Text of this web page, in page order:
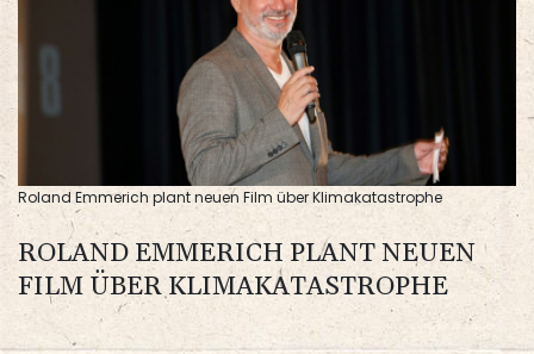
Roland Emmerich plant neuen Film über Klimakatastrophe
ROLAND EMMERICH PLANT NEUEN
FILM ÜBER KLIMAKATASTROPHE